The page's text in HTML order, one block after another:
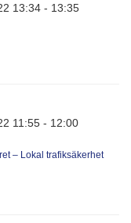
13:34 - 13:35
11:55 - 12:00
– Lokal trafiksäkerhet